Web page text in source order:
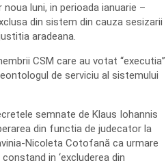
luni, in perioada ianuarie –
din sistem din cauza sesizarii
aradeana.
CSM care au votat “executia”
de serviciu al sistemului
semnate de Klaus Iohannis
din functia de judecator la
Nicoleta Cotofană ca urmare
in ‘excluderea din